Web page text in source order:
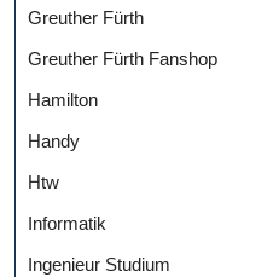
Greuther Fürth
Greuther Fürth Fanshop
Hamilton
Handy
Htw
Informatik
Ingenieur Studium